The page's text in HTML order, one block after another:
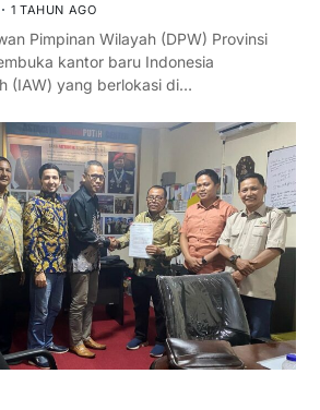
1 TAHUN AGO
Pimpinan Wilayah (DPW) Provinsi
kantor baru Indonesia
(IAW) yang berlokasi di…